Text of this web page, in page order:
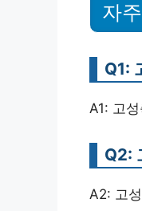
자
Q1:
A1: 고
Q2:
A2: 고